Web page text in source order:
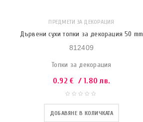
ПРЕДМЕТИ ЗА ДЕКОРАЦИЯ
Дървени сухи топки за декорация 50 mm
812409
Топки за декорация
0.92€ / 1.80 лв.
ДОБАВЯНЕ В КОЛИЧКАТА